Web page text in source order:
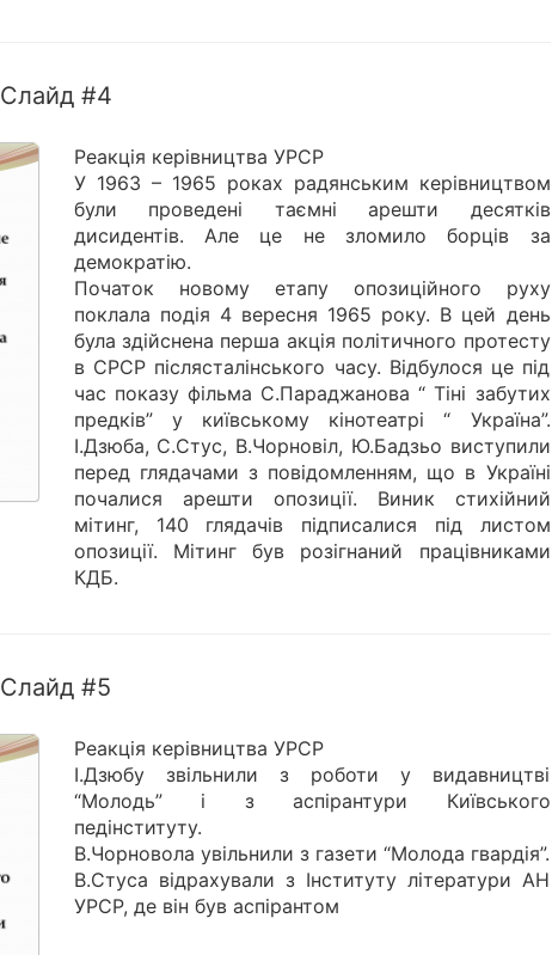
Слайд #4
Реакція керівництва УРСР
У 1963 – 1965 роках радянським керівництвом
були проведені таємні арешти десятків
дисидентів. Але це не зломило борців за
демократію.
Початок новому етапу опозиційного руху
поклала подія 4 вересня 1965 року. В цей день
була здійснена перша акція політичного протесту
в СРСР післясталінського часу. Відбулося це під
час показу фільма С.Параджанова “ Тіні забутих
предків” у київському кінотеатрі “ Україна”.
І.Дзюба, С.Стус, В.Чорновіл, Ю.Бадзьо виступили
перед глядачами з повідомленням, що в Україні
почалися арешти опозиції. Виник стихійний
мітинг, 140 глядачів підписалися під листом
опозиції. Мітинг був розігнаний працівниками
КДБ.
Слайд #5
Реакція керівництва УРСР
І.Дзюбу звільнили з роботи у видавництві
“Молодь” і з аспірантури Київського
педінституту.
В.Чорновола увільнили з газети “Молода гвардія”.
В.Стуса відрахували з Інституту літератури АН
УРСР, де він був аспірантом